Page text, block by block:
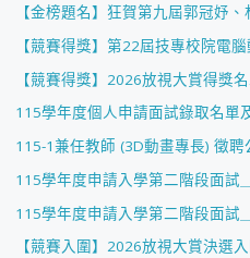
【金榜題名】狂賀第九屆郭冠妤
【競賽得獎】第22屆技專校院電
【競賽得獎】2026放視大賞得獎
115學年度個人申請面試錄取名單
115-1兼任教師 (3D動畫專長) 徵聘
115學年度申請入學第二階段面試
115學年度申請入學第二階段面試
【競賽入圍】2026放視大賞決選